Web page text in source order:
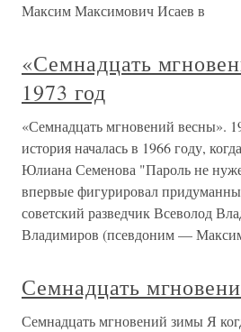
Максим Максимович Исаев в
«Семнадцать
1973 год
«Семнадцать мгновений весны».
история началась в 1966 году,
Юлиана Семенова "Пароль не
впервые фигурировал
советский разведчик Всеволод
Владимиров (псевдоним —
Семнадцать
Семнадцать мгновений зимы Я